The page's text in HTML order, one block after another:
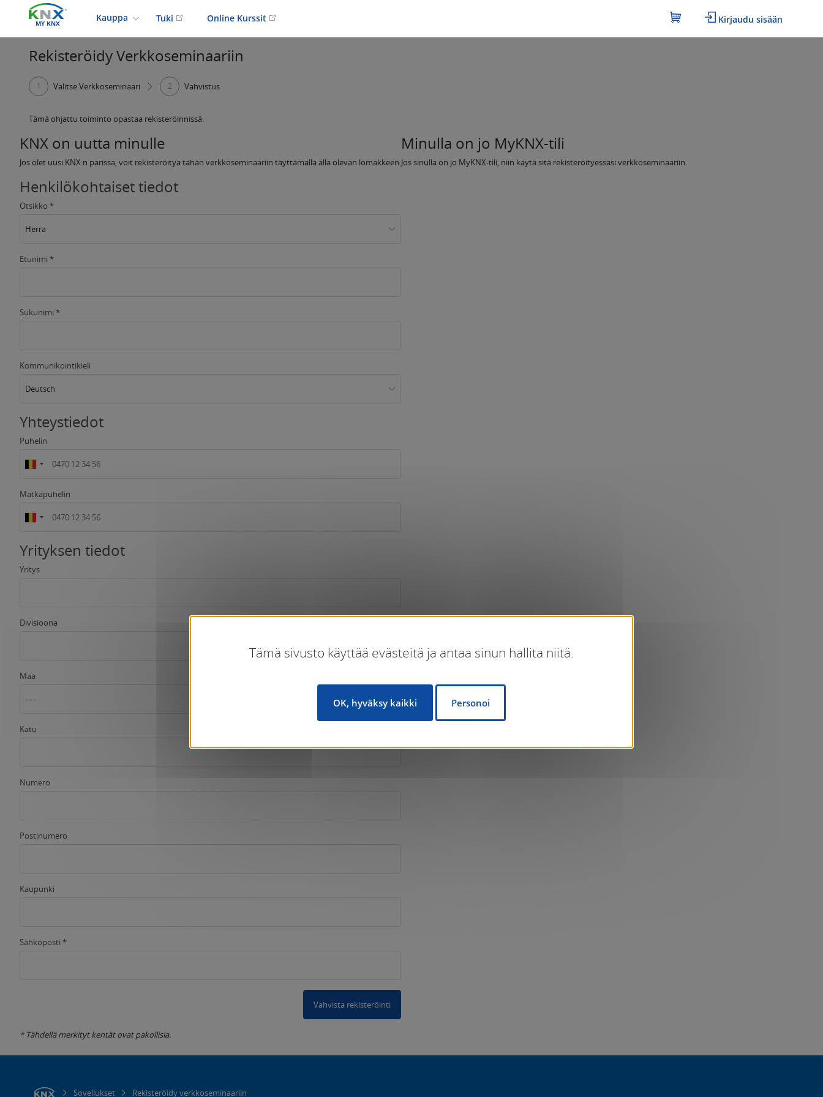
MY KNX
Kauppa Tuki Online Kurssit Kirjaudu sisään
Rekisteröidy Verkkoseminaariin
1 Valitse Verkkoseminaari 2 Vahvistus
Tämä ohjattu toiminto opastaa rekisteröinnissä.
KNX on uutta minulle
Jos olet uusi KNX:n parissa, voit rekisteröityä tähän verkkoseminaariin täyttämällä alla olevan lomakkeen.
Henkilökohtaiset tiedot
Otsikko *
Herra
Etunimi *
Sukunimi *
Kommunikointikieli
Deutsch
Yhteystiedot
Puhelin
Matkapuhelin
Yrityksen tiedot
Yritys
Divisioona
Maa
- - -
Katu
Numero
Postinumero
Kaupunki
Sähköposti *
Vahvista rekisteröinti
* Tähdellä merkityt kentät ovat pakollisia.
Minulla on jo MyKNX-tili
Jos sinulla on jo MyKNX-tili, niin käytä sitä rekisteröityessäsi verkkoseminaariin.
Sovellukset Rekisteröidy verkkoseminaariin
Tämä sivusto käyttää evästeitä ja antaa sinun hallita niitä.
OK, hyväksy kaikki Personoi